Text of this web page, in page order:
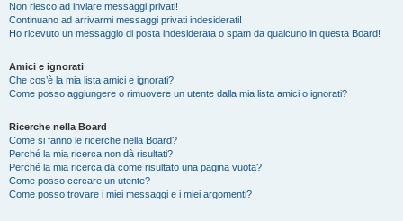
Non riesco ad inviare messaggi privati!
Continuano ad arrivarmi messaggi privati indesiderati!
Ho ricevuto un messaggio di posta indesiderata o spam da qualcuno in questa Board!
Amici e ignorati
Che cos’è la mia lista amici e ignorati?
Come posso aggiungere o rimuovere un utente dalla mia lista amici o ignorati?
Ricerche nella Board
Come si fanno le ricerche nella Board?
Perché la mia ricerca non dà risultati?
Perché la mia ricerca dà come risultato una pagina vuota?
Come posso cercare un utente?
Come posso trovare i miei messaggi e i miei argomenti?